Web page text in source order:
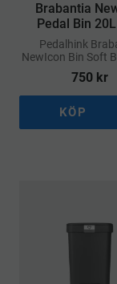
Brabantia
Pedal Bin
Beige
​Pedalhink
NewIcon Bin Soft
750 kr
KÖP